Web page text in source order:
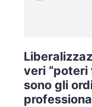
veri “poteri
sono gli